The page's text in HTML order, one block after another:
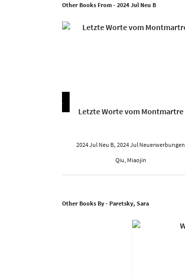
Other Books From - 2024 Jul Neu B
Letzte Worte vom Montmartre
2024 Jul Neu B, 2024 Jul Neuerwerbungen
Qiu, Miaojin
Other Books By - Paretsky, Sara